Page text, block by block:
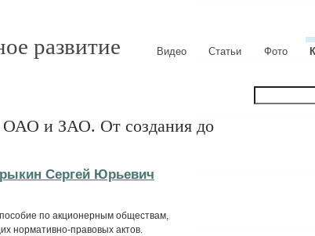
развитие Видео Статьи Фото
ОАО и ЗАО. От создания до
Сергей Юрьевич
по акционерным обществам,
нормативно-правовых актов.